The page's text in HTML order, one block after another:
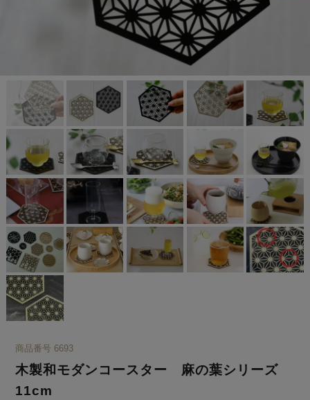
商品番号 6693
木製和モダンコースター 麻の葉シリーズ
11cm